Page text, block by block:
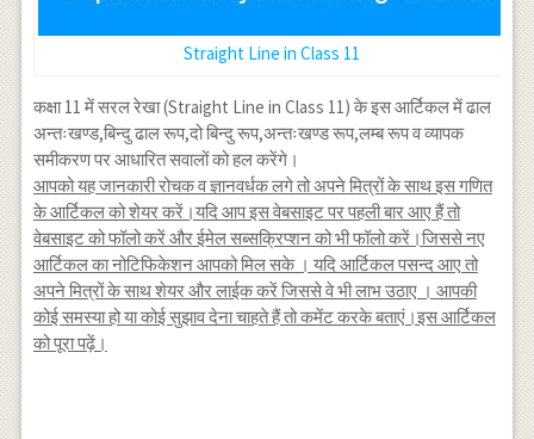
Straight Line in Class 11
कक्षा 11 में सरल रेखा (Straight Line in Class 11) के इस आर्टिकल में ढाल
अन्तःखण्ड,बिन्दु ढाल रूप,दो बिन्दु रूप,अन्तःखण्ड रूप,लम्ब रूप व व्यापक
समीकरण पर आधारित सवालों को हल करेंगे।
आपको यह जानकारी रोचक व ज्ञानवर्धक लगे तो अपने मित्रों के साथ इस गणित
के आर्टिकल को शेयर करें।यदि आप इस वेबसाइट पर पहली बार आए हैं तो
वेबसाइट को फॉलो करें और ईमेल सब्सक्रिप्शन को भी फॉलो करें।जिससे नए
आर्टिकल का नोटिफिकेशन आपको मिल सके । यदि आर्टिकल पसन्द आए तो
अपने मित्रों के साथ शेयर और लाईक करें जिससे वे भी लाभ उठाए । आपकी
कोई समस्या हो या कोई सुझाव देना चाहते हैं तो कमेंट करके बताएं।इस आर्टिकल
को पूरा पढ़ें।